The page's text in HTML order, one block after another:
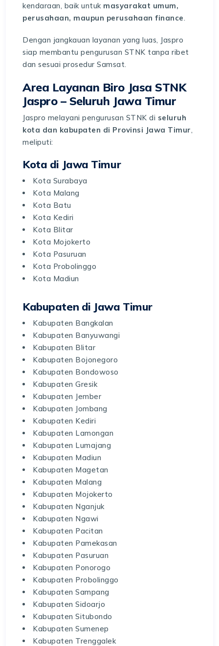
kendaraan, baik untuk masyarakat umum,
perusahaan, maupun perusahaan finance.
Dengan jangkauan layanan yang luas, Jaspro
siap membantu pengurusan STNK tanpa ribet
dan sesuai prosedur Samsat.
Area Layanan Biro Jasa STNK
Jaspro – Seluruh Jawa Timur
Jaspro melayani pengurusan STNK di seluruh
kota dan kabupaten di Provinsi Jawa Timur,
meliputi:
Kota di Jawa Timur
Kota Surabaya
Kota Malang
Kota Batu
Kota Kediri
Kota Blitar
Kota Mojokerto
Kota Pasuruan
Kota Probolinggo
Kota Madiun
Kabupaten di Jawa Timur
Kabupaten Bangkalan
Kabupaten Banyuwangi
Kabupaten Blitar
Kabupaten Bojonegoro
Kabupaten Bondowoso
Kabupaten Gresik
Kabupaten Jember
Kabupaten Jombang
Kabupaten Kediri
Kabupaten Lamongan
Kabupaten Lumajang
Kabupaten Madiun
Kabupaten Magetan
Kabupaten Malang
Kabupaten Mojokerto
Kabupaten Nganjuk
Kabupaten Ngawi
Kabupaten Pacitan
Kabupaten Pamekasan
Kabupaten Pasuruan
Kabupaten Ponorogo
Kabupaten Probolinggo
Kabupaten Sampang
Kabupaten Sidoarjo
Kabupaten Situbondo
Kabupaten Sumenep
Kabupaten Trenggalek